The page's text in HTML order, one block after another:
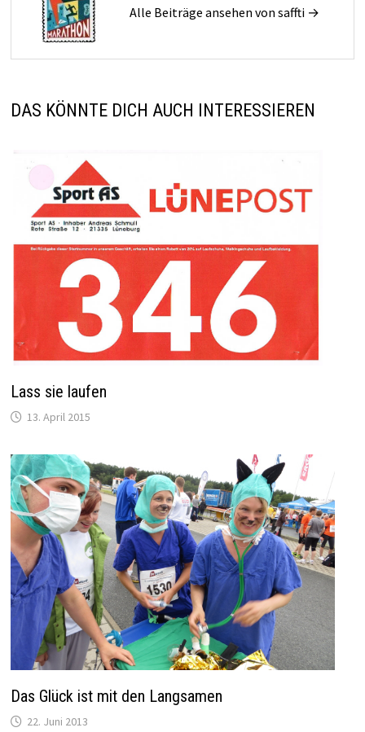
Alle Beiträge ansehen von saffti →
DAS KÖNNTE DICH AUCH INTERESSIEREN
Lass sie laufen
13. April 2015
Das Glück ist mit den Langsamen
22. Juni 2013